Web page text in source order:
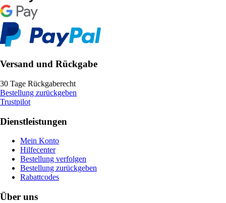
Versand und Rückgabe
30 Tage Rückgaberecht
Bestellung zurückgeben
Trustpilot
Dienstleistungen
Mein Konto
Hilfecenter
Bestellung verfolgen
Bestellung zurückgeben
Rabattcodes
Über uns